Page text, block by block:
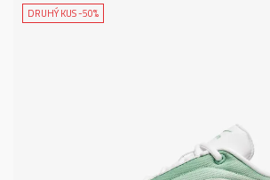
DRUHÝ KUS -50%